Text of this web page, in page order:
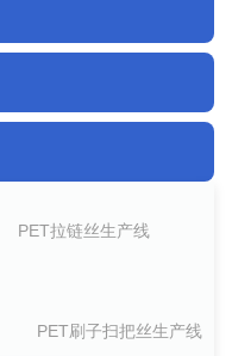
PET拉链丝生产线
PET刷子扫把丝生产线